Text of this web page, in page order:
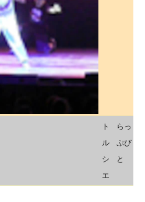
ト
ル
シ
エ
らっ
ぷび
と